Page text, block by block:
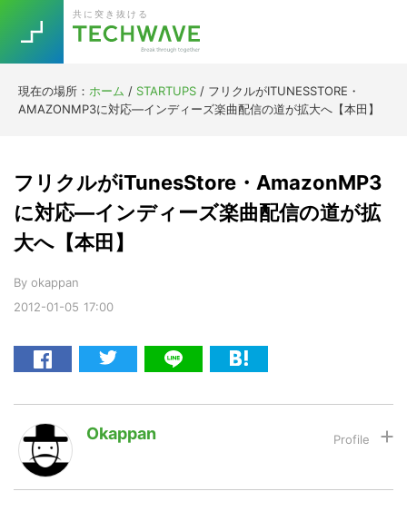
primary
navigation
main
content
primary
sidebar
footer
共に突き抜ける
現在の場所： ホーム / STARTUPS / フリクルがITUNESSTORE・
AMAZONMP3に対応―インディーズ楽曲配信の道が拡大へ【本田】
2012-01-05 17:00
フリクルがiTunesStore・AmazonMP3
に対応―インディーズ楽曲配信の道が拡
大へ【本田】
By okappan
Okappan
TOPICS
RE:LIFE
Re:Work
AI
暗号資産
[Startup]
[Voice Edition]
[YouTube]
LINE
Trend 今話題の注目キーワード
5G Asana テレワーク
ニューノーマル
Daily Weekly